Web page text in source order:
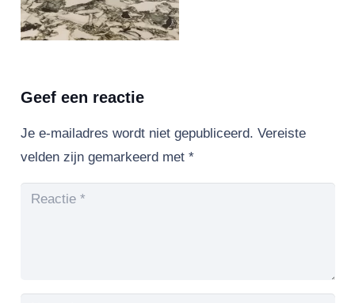
Geef een reactie
Je e-mailadres wordt niet gepubliceerd. Vereiste
velden zijn gemarkeerd met *